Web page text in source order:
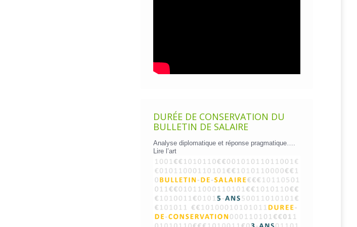
DURÉE DE CONSERVATION DU
BULLETIN DE SALAIRE
Analyse diplomatique et réponse pragmatique….
Lire l’art